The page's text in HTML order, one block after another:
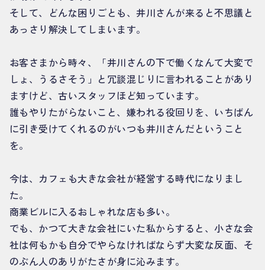
そして、どんな困りごとも、井川さんが来ると不思議と
あっさり解決してしまいます。
お客さまから時々、「井川さんの下で働くなんて大変で
しょ、うるさそう」と冗談混じりに言われることがあり
ますけど、古いスタッフほど知っています。
誰もやりたがらないこと、嫌われる役回りを、いちばん
に引き受けてくれるのがいつも井川さんだということ
を。
今は、カフェも大きな会社が経営する時代になりまし
た。
商業ビルに入るおしゃれな店も多い。
でも、かつて大きな会社にいた私からすると、小さな会
社は何もかも自分でやらなければならず大変な反面、そ
のぶん人のありがたさが身に沁みます。